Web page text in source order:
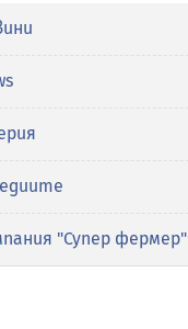
"Супер фермер"